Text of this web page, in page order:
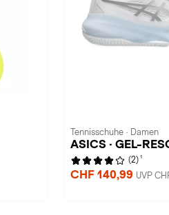
Tennisschuhe · Damen
ASICS · GEL-
(2) 1
CHF 140,99 UVP